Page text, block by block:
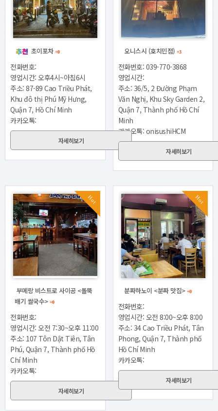
초이포차 +0
전화번호:
영업시간: 오후4시~아침6시
주소: 87-89 Cao Triều Phát,
Khu đô thị Phú Mỹ Hưng,
Quận 7, Hồ Chí Minh
카카오톡:
자세히보기
오니스시 (호치민점) +3
전화번호: 039-770-3868
영업시간:
주소: 36/5, 2 Đường Phạm
Văn Nghị, Khu Sky Garden 2,
Quận 7, Thành phố Hồ Chí
Minh
카카오톡: onisushiHCM
자세히보기
Hot
부메랑 비스트로 사이공 <돌뚝
배기 쌀국수> +0
전화번호:
영업시간: 오전 7:30~오후 11:00
주소: 107 Tôn Dật Tiên, Tân
Phú, Quận 7, Thành phố Hồ
Chí Minh
카카오톡:
자세히보기
Hot
분짜하노이 <분짜 맛집> +0
전화번호:
영업시간: 오전 8:00~오후 8:00
주소: 34 Cao Triều Phát, Tân
Phong, Quận 7, Thành phố
Hồ Chí Minh
카카오톡:
자세히보기